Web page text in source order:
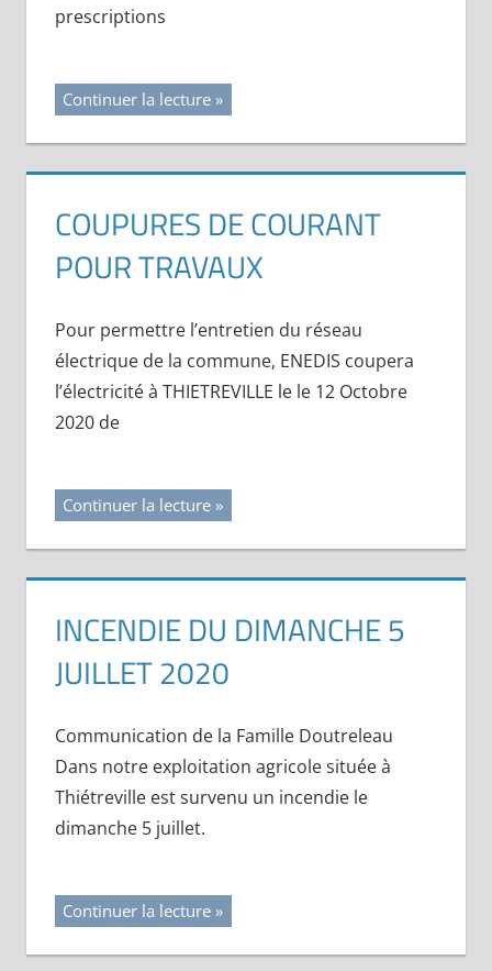
prescriptions
Continuer la lecture
COUPURES DE COURANT
POUR TRAVAUX
Pour permettre l’entretien du réseau
électrique de la commune, ENEDIS coupera
l’électricité à THIETREVILLE le le 12 Octobre
2020 de
Continuer la lecture
INCENDIE DU DIMANCHE 5
JUILLET 2020
Communication de la Famille Doutreleau
Dans notre exploitation agricole située à
Thiétreville est survenu un incendie le
dimanche 5 juillet.
Continuer la lecture